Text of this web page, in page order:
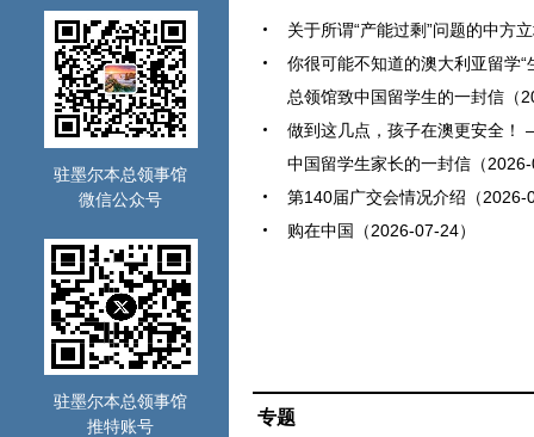
驻墨尔本总领事馆
微信公众号
驻墨尔本总领事馆
推特账号
关于所谓“产能过剩”问题的中方
你很可能不知道的澳大利亚留学
总领馆致中国留学生的一封信（
做到这几点，孩子在澳更安全
中国留学生家长的一封信（
第140届广交会情况介绍（2026-
购在中国（2026-07-24）
专题